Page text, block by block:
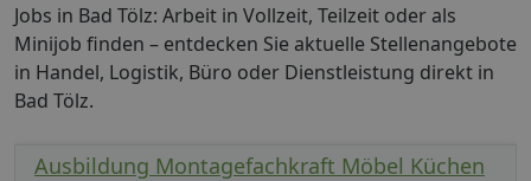
Jobs in Bad Tölz: Arbeit in Vollzeit, Teilzeit oder als
Minijob finden – entdecken Sie aktuelle Stellenangebote
in Handel, Logistik, Büro oder Dienstleistung direkt in
Bad Tölz.
Ausbildung Montagefachkraft Möbel Küchen